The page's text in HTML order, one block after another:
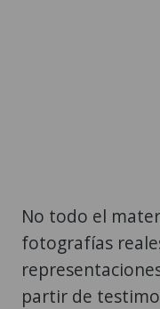
No todo el
fotografías
partir de